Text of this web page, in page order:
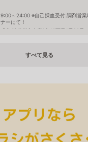
9:00～24:00 ※自己採血受付:調剤営業
ナーにて！
北海道旭川市末広1条10丁目1番20号
すべて見る